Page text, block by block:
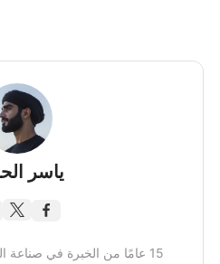
ياسر
15 عامًا من الخبرة في صناعة